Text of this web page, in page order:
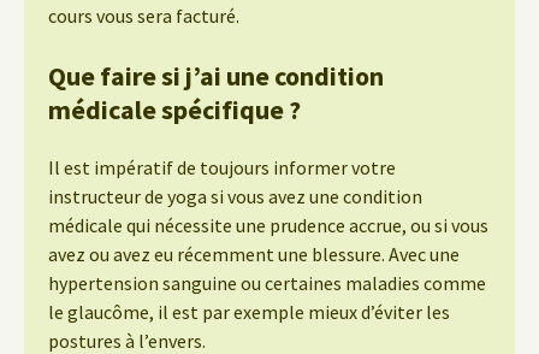
cours vous sera facturé.
Que faire si j’ai une condition
médicale spécifique ?
Il est impératif de toujours informer votre
instructeur de yoga si vous avez une condition
médicale qui nécessite une prudence accrue, ou si vous
avez ou avez eu récemment une blessure. Avec une
hypertension sanguine ou certaines maladies comme
le glaucôme, il est par exemple mieux d’éviter les
postures à l’envers.